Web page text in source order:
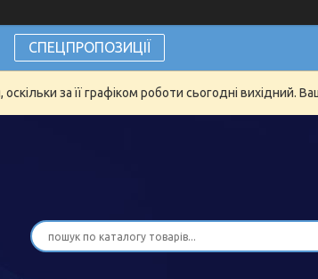
СПЕЦПРОПОЗИЦІЇ
за її графіком роботи сьогодні вихідний.